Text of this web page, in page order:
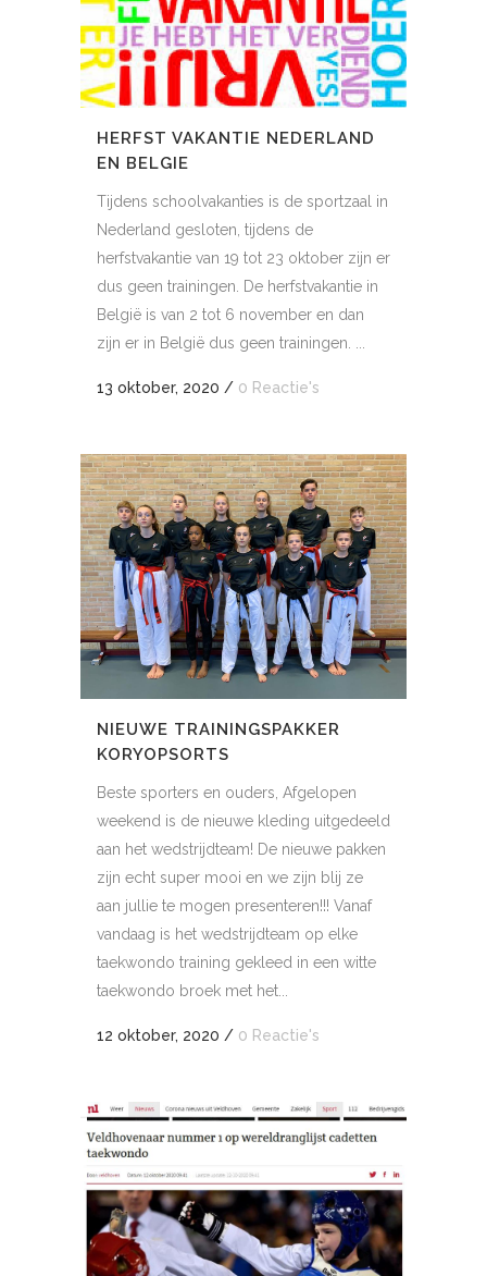
HERFST VAKANTIE NEDERLAND
EN BELGIE
Tijdens schoolvakanties is de sportzaal in
Nederland gesloten, tijdens de
herfstvakantie van 19 tot 23 oktober zijn er
dus geen trainingen. De herfstvakantie in
België is van 2 tot 6 november en dan
zijn er in België dus geen trainingen. ...
13 oktober, 2020 / 0 Reactie's
NIEUWE TRAININGSPAKKER
KORYOPSORTS
Beste sporters en ouders, Afgelopen
weekend is de nieuwe kleding uitgedeeld
aan het wedstrijdteam! De nieuwe pakken
zijn echt super mooi en we zijn blij ze
aan jullie te mogen presenteren!!! Vanaf
vandaag is het wedstrijdteam op elke
taekwondo training gekleed in een witte
taekwondo broek met het...
12 oktober, 2020 / 0 Reactie's